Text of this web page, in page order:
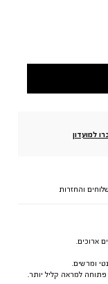
למועדון
והחזרות
ומרשים.
פתוחה למראה קליל יותר.